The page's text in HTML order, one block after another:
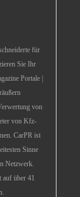
für
Sie Ihr
Portale |
von
von Kfz-
CarPR ist
Sinne
Netzwerk.
auf über 41